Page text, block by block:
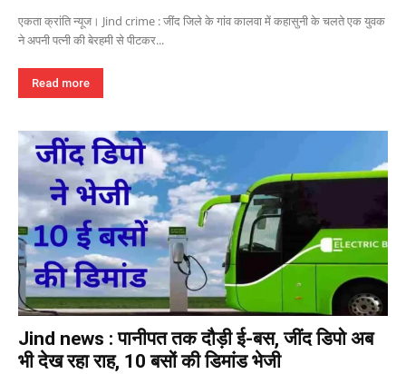
एकता क्रांति न्यूज। Jind crime : जींद जिले के गांव कालवा में कहासुनी के चलते एक युवक
ने अपनी पत्नी की बेरहमी से पीटकर...
Read more
Jind news : पानीपत तक दौड़ी ई-बस, जींद डिपो अब
भी देख रहा राह, 10 बसों की डिमांड भेजी